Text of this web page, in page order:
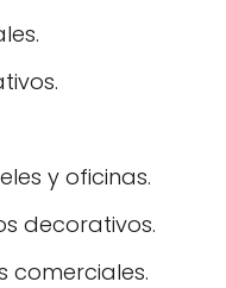
y oficinas.
decorativos.
comerciales.